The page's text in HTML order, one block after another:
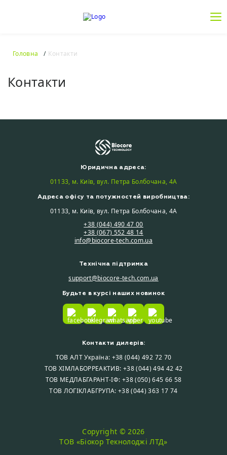
Головна Контакти
Контакти
Юридична адреса:
01133, м. Київ, вул. Петра Болбочана, 4А
Адреса офісу та потужностей виробництва:
01133, м. Київ, вул. Петра Болбочана, 4А
+38 (044) 490 47 00
+38 (067) 552 48 14
info@biocore-tech.com.ua
Технічна підтримка
support@biocore-tech.com.ua
Будьте в курсі наших новинок
Контакти дилерів:
ТОВ АЛТ Україна: +38 (044) 492 72 70
ТОВ ХІМЛАБОРРЕАКТИВ: +38 (044) 494 42 42
ТОВ МЕДЛАБГАРАНТ-ІФ: +38 (050) 645 66 58
ТОВ ЛОГІКЛАБГРУПА: +38 (044) 363 17 74
Copyright © 2026
ТОВ «Бiокор Текнолоджi ЛТД»